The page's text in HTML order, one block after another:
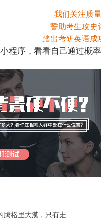
我们关注质
誓助考生攻史
踏出考研英语成
小程序，看看自己通过概